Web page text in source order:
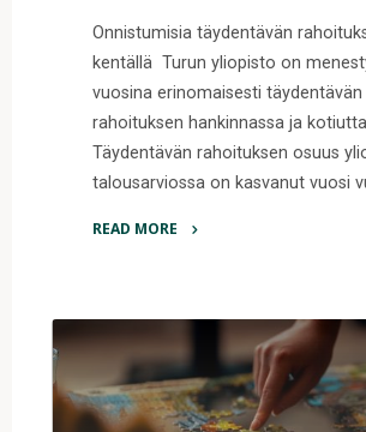
Onnistumisia täydentävän
kentällä Turun yliopisto on
vuosina erinomaisesti täydentävän
rahoituksen hankinnassa ja
Täydentävän rahoituksen osuus
talousarviossa on kasvanut vuosi
READ MORE
a
positive
funding